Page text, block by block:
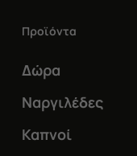
Προϊόντα
Δώρα
Ναργιλέδες
Καπνοί